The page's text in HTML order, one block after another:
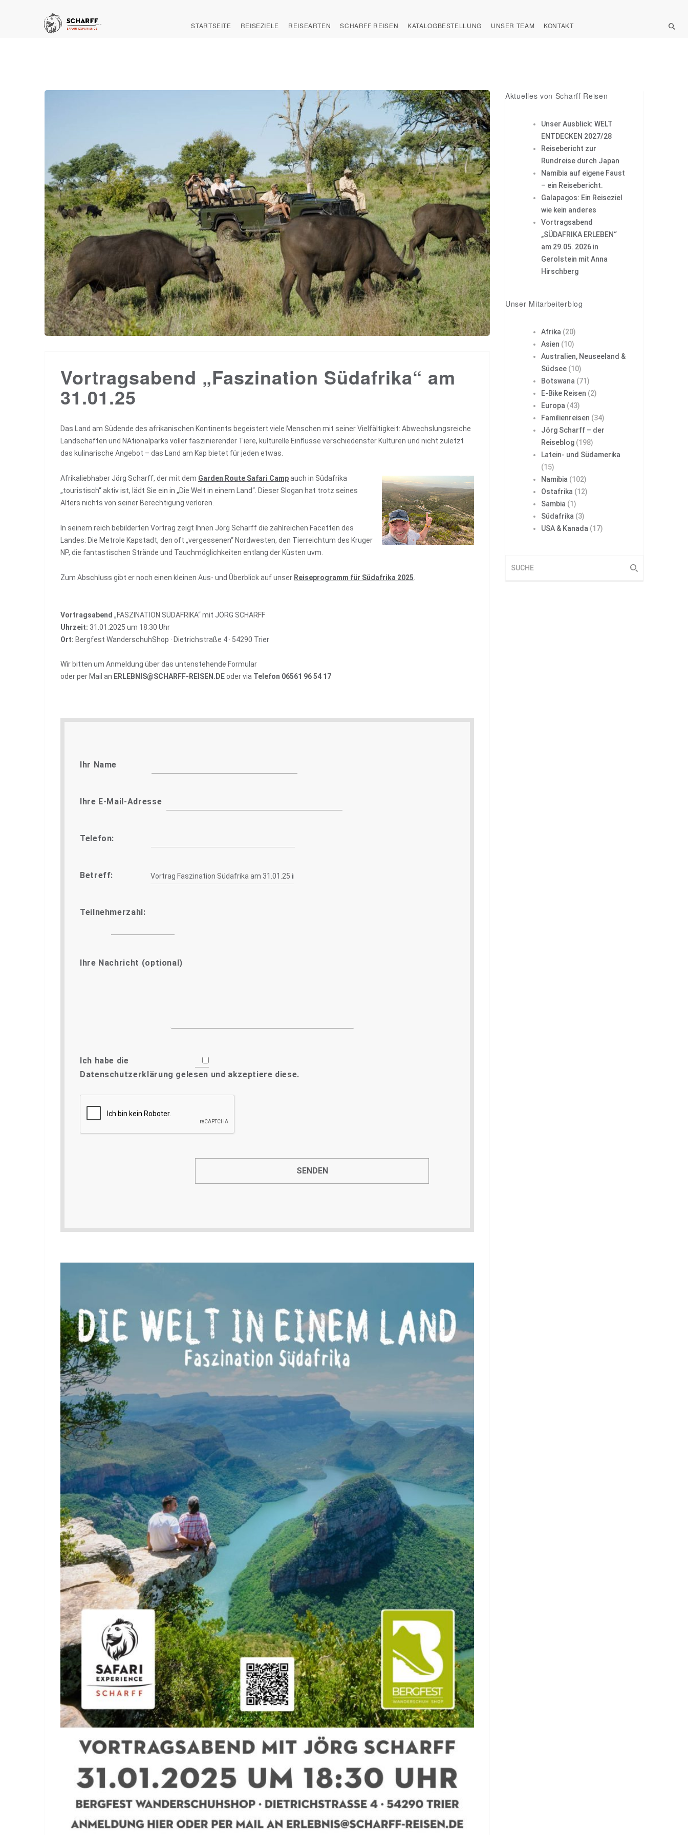
STARTSEITE REISEZIELE REISEARTEN SCHARFF REISEN KATALOGBESTELLUNG UNSER TEAM KONTAKT
Vortragsabend „Faszination Südafrika“ am
31.01.25
Das Land am Südende des afrikanischen Kontinents begeistert viele Menschen mit seiner Vielfältigkeit: Abwechslungsreiche
Landschaften und NAtionalparks voller faszinierender Tiere, kulturelle Einflusse verschiedenster Kulturen und nicht zuletzt
das kulinarische Angebot – das Land am Kap bietet für jeden etwas.
Afrikaliebhaber Jörg Scharff, der mit dem Garden Route Safari Campauch in Südafrika
„touristisch“ aktiv ist, lädt Sie ein in „Die Welt in einem Land“. Dieser Slogan hat trotz seines
Alters nichts von seiner Berechtigung verloren.
In seinem reich bebilderten Vortrag zeigt Ihnen Jörg Scharff die zahlreichen Facetten des
Landes: Die Metrole Kapstadt, den oft „vergessenen“ Nordwesten, den Tierreichtum des Kruger
NP, die fantastischen Strände und Tauchmöglichkeiten entlang der Küsten uvm.
Zum Abschluss gibt er noch einen kleinen Aus- und Überblick auf unser Reiseprogramm für Südafrika 2025
Vortragsabend „FASZINATION SÜDAFRIKA“ mit JÖRG SCHARFF
Uhrzeit: 31.01.2025 um 18:30 Uhr
Ort: Bergfest WanderschuhShop · Dietrichstraße 4 · 54290 Trier
Wir bitten um Anmeldung über das untenstehende Formular
oder per Mail an ERLEBNIS@SCHARFF-REISEN.DEoder via Telefon 06561 96 54 17
Ihr Name
Ihre E-Mail-Adresse
Telefon:
Betreff:
Teilnehmerzahl:
Ihre Nachricht (optional)
Ich habe die
Datenschutzerklärung gelesen und akzeptiere diese.
Aktuelles von Scharff Reisen
Unser Ausblick: WELT
ENTDECKEN 2027/28
Reisebericht zur
Rundreise durch Japan
Namibia auf eigene Faust
– ein Reisebericht.
Galapagos: Ein Reiseziel
wie kein anderes
Vortragsabend
„SÜDAFRIKA ERLEBEN“
am 29.05. 2026 in
Gerolstein mit Anna
Hirschberg
Unser Mitarbeiterblog
Afrika (20)
Asien (10)
Australien, Neuseeland &
Südsee (10)
Botswana (71)
E-Bike Reisen (2)
Europa (43)
Familienreisen (34)
Jörg Scharff – der
Reiseblog (198)
Latein- und Südamerika
(15)
Namibia (102)
Ostafrika (12)
Sambia (1)
Südafrika (3)
USA & Kanada (17)